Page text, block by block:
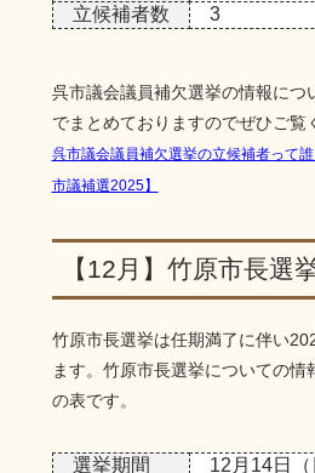
立候補者数
3
呉市議会議員補欠選挙の情報につ
でまとめておりますのでぜひご覧
呉市議会議員補欠選挙の立候補者って
市議補選2025】
【12月】竹原市長選
竹原市長選挙は任期満了に伴い
ます。竹原市長選挙についての情
の表です。
選挙期間 12月14日（